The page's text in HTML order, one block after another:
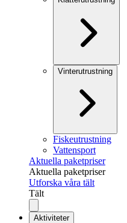
Vinterutrustning
Fiskeutrustning
Vattensport
Aktuella paketpriser
Aktuella paketpriser
Utforska våra tält
Tält
Aktiviteter